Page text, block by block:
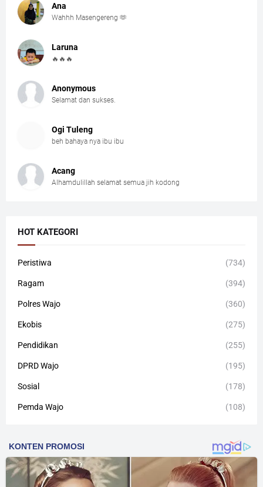
Ana
Wahhh Masengereng 🫶
Laruna
🔥🔥🔥
Anonymous
Selamat dan sukses.
Ogi Tuleng
beh bahaya nya ibu ibu
Acang
Alhamdulillah selamat semua jih kodong
HOT KATEGORI
Peristiwa (734)
Ragam (394)
Polres Wajo (360)
Ekobis (275)
Pendidikan (255)
DPRD Wajo (195)
Sosial (178)
Pemda Wajo (108)